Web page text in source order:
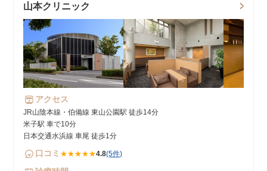
山本クリニック
アクセス
JR山陰本線・伯備線 東山公園駅 徒歩14分
米子駅 車で10分
日本交通水浜線 車尾 徒歩1分
口コミ ★★★★★4.8(5件)